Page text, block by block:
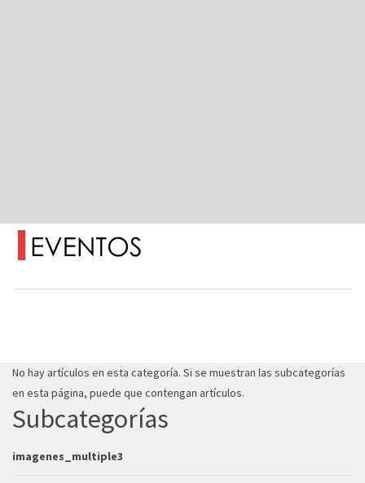
No hay artículos en esta categoría. Si se muestran las subcategorías
en esta página, puede que contengan artículos.
Subcategorías
imagenes_multiple3